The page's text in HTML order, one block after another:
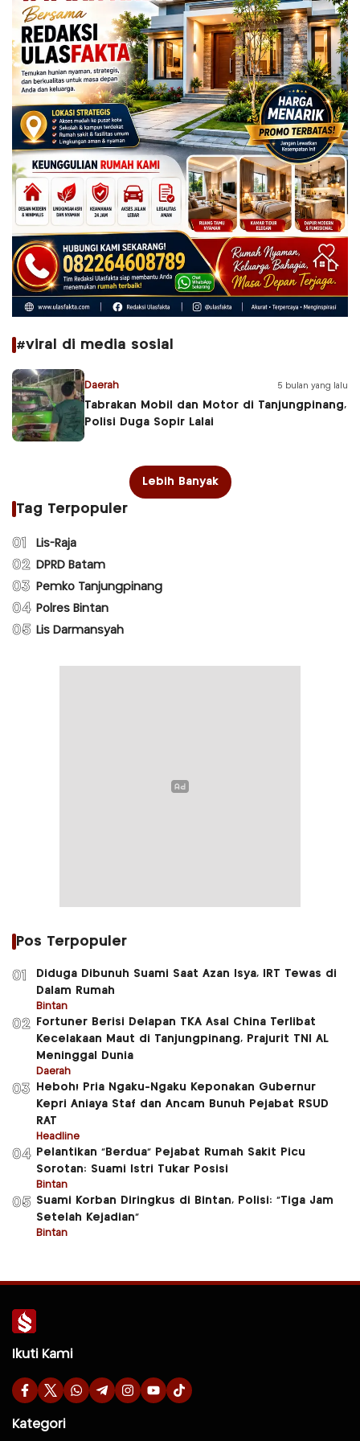
#viral di media sosial
Daerah 5 bulan yang lalu
Tabrakan Mobil dan Motor di Tanjungpinang,
Polisi Duga Sopir Lalai
Lebih Banyak
Tag Terpopuler
01 Lis-Raja
02 DPRD Batam
03 Pemko Tanjungpinang
04 Polres Bintan
05 Lis Darmansyah
Pos Terpopuler
01
Diduga Dibunuh Suami Saat Azan Isya, IRT Tewas di
Dalam Rumah
Bintan
02
Fortuner Berisi Delapan TKA Asal China Terlibat
Kecelakaan Maut di Tanjungpinang, Prajurit TNI AL
Meninggal Dunia
Daerah
03
Heboh! Pria Ngaku-Ngaku Keponakan Gubernur
Kepri Aniaya Staf dan Ancam Bunuh Pejabat RSUD
RAT
Headline
04
Pelantikan “Berdua” Pejabat Rumah Sakit Picu
Sorotan: Suami Istri Tukar Posisi
Bintan
05 Suami Korban Diringkus di Bintan, Polisi: “Tiga Jam
Setelah Kejadian”
Bintan
Ikuti Kami
Kategori